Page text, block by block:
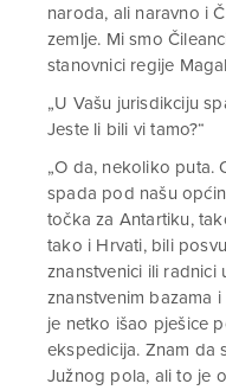
naroda, ali naravno i
zemlje. Mi smo
stanovnici regije
„U Vašu jurisdikciju
Jeste li bili vi tamo?“
„O da, nekoliko puta.
spada pod našu
točka za Antartiku,
tako i Hrvati, bili
znanstvenici ili radnici
znanstvenim bazama
je netko išao pješice
ekspedicija. Znam da
Južnog pola, ali to je